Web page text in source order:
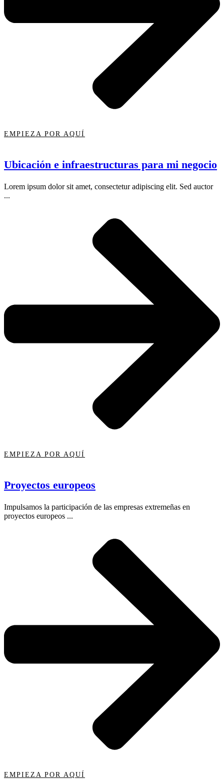
EMPIEZA POR AQUÍ
Ubicación e infraestructuras para mi negocio
Lorem ipsum dolor sit amet, consectetur adipiscing elit. Sed auctor
...
EMPIEZA POR AQUÍ
Proyectos europeos
Impulsamos la participación de las empresas extremeñas en
proyectos europeos ...
EMPIEZA POR AQUÍ